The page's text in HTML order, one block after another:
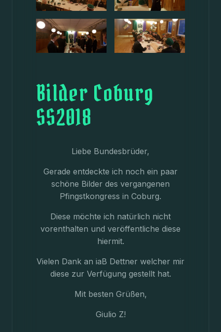
Bilder Coburg
SS2018
Liebe Bundesbrüder,
Gerade entdeckte ich noch ein paar
schöne Bilder des vergangenen
Pfingstkongress in Coburg.
Diese möchte ich natürlich nicht
vorenthalten und veröffentliche diese
hiermit.
Vielen Dank an iaB Dettner welcher mir
diese zur Verfügung gestellt hat.
Mit besten Grüßen,
Giulio Z!